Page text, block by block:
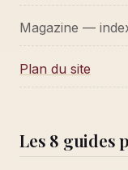
Magazine —
Plan du site
Les 8 guides